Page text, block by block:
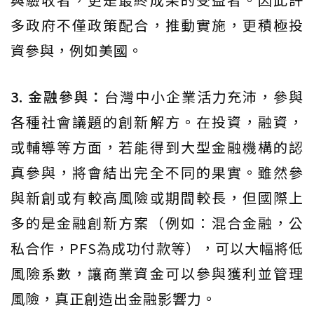
多政府不僅政策配合，推動實施，更積極投
資參與，例如美國。
3. 金融參與： 台灣中小企業活力充沛，參與
各種社會議題的創新解方。在投資，融資，
或輔導等方面，若能得到大型金融機構的認
真參與，將會結出完全不同的果實。雖然參
與新創或有較高風險或期間較長，但國際上
多的是金融創新方案（例如：混合金融，公
私合作，PFS為成功付款等），可以大幅將低
風險系數，讓商業資金可以參與獲利並管理
風險，真正創造出金融影響力。